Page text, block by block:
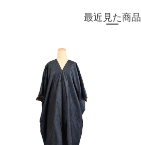
最近見た商品